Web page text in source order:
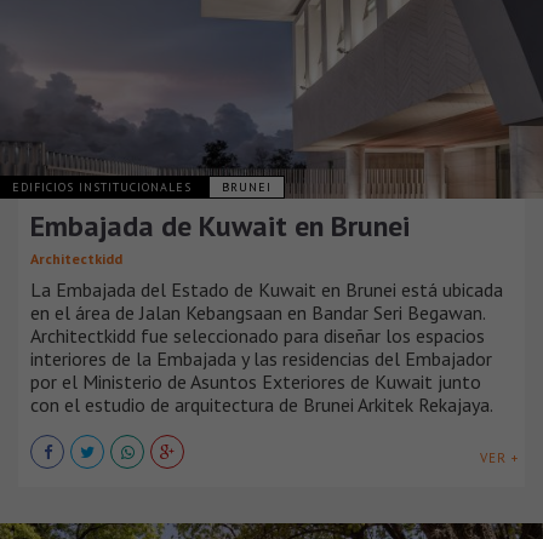
EDIFICIOS INSTITUCIONALES BRUNEI
Embajada de Kuwait en Brunei
Architectkidd
La Embajada del Estado de Kuwait en Brunei está ubicada
en el área de Jalan Kebangsaan en Bandar Seri Begawan.
Architectkidd fue seleccionado para diseñar los espacios
interiores de la Embajada y las residencias del Embajador
por el Ministerio de Asuntos Exteriores de Kuwait junto
con el estudio de arquitectura de Brunei Arkitek Rekajaya.
VER +